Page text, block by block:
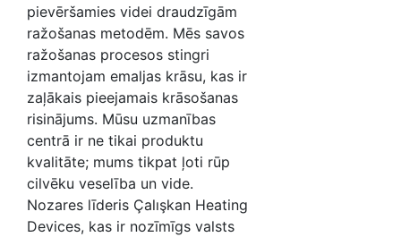
pievēršamies videi draudzīgām
ražošanas metodēm. Mēs savos
ražošanas procesos stingri
izmantojam emaljas krāsu, kas ir
zaļākais pieejamais krāsošanas
risinājums. Mūsu uzmanības
centrā ir ne tikai produktu
kvalitāte; mums tikpat ļoti rūp
cilvēku veselība un vide.
Nozares līderis Çalışkan Heating
Devices, kas ir nozīmīgs valsts